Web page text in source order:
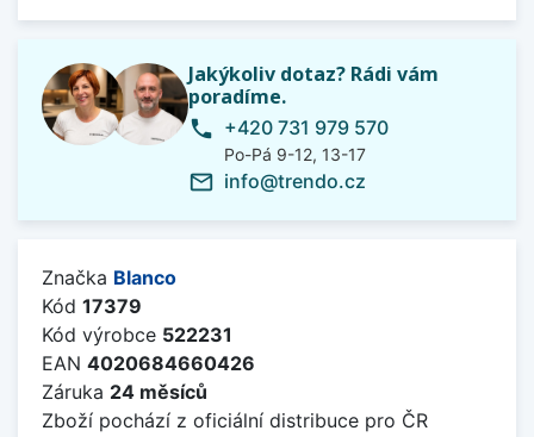
Jakýkoliv dotaz? Rádi vám
poradíme.
phone +420 731 979 570
Po-Pá 9-12, 13-17
mail_outline info@trendo.cz
Značka Blanco
Kód 17379
Kód výrobce 522231
EAN 4020684660426
Záruka 24 měsíců
Zboží pochází z oficiální distribuce pro ČR